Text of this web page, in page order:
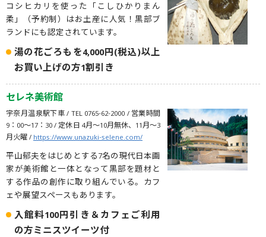
コシヒカリを使った「こしひかりまん
柔」（予約制）はお土産に人気！黒部ブ
ランドにも認定されています。
湯の花ごろもを4,000円(税込)以上
お買い上げの方1割引き
セレネ美術館
宇奈月温泉駅下車 / TEL 0765-62-2000 / 営業時間
9：00～17：30 / 定休日 4月〜10月無休、11月〜3
月火曜 /https://www.unazuki-selene.com/
平山郁夫をはじめとする7名の現代日本画
家が美術館と一体となって黒部を題材と
する作品の創作に取り組んでいる。カフ
ェや展望スペースもあります。
入館料100円引き＆カフェご利用
の方ミニスツイーツ付